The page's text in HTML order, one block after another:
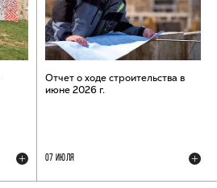
Отчет о ходе строительства в
июне 2026 г.
07 ИЮЛЯ